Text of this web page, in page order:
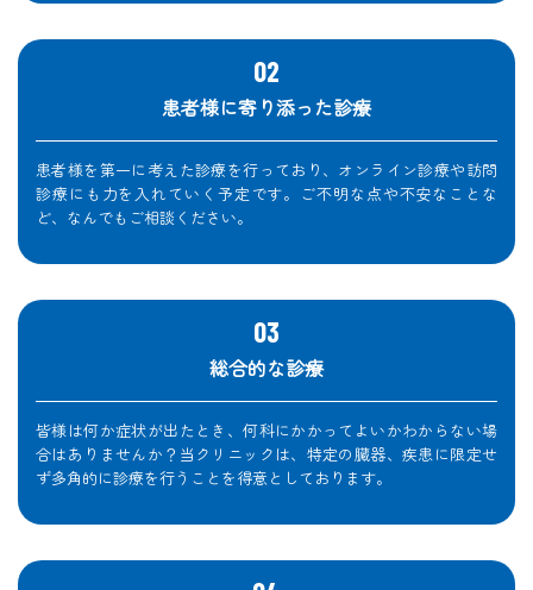
患者様に寄り添った診療
患者様を第一に考えた診療を行っており、オンライン診療や訪問
診療にも力を入れていく予定です。ご不明な点や不安なことな
ど、なんでもご相談ください。
総合的な診療
皆様は何か症状が出たとき、何科にかかってよいかわからない場
合はありませんか？当クリニックは、特定の臓器、疾患に限定せ
ず多角的に診療を行うことを得意としております。